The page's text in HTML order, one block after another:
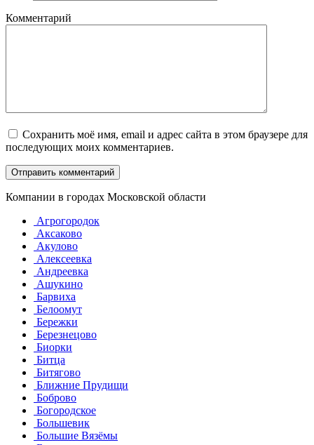
Комментарий
Сохранить моё имя, email и адрес сайта в этом браузере для
последующих моих комментариев.
Компании в городах Московской области
Агрогородок
Аксаково
Акулово
Алексеевка
Андреевка
Ашукино
Барвиха
Белоомут
Бережки
Березнецово
Биорки
Битца
Битягово
Ближние Прудищи
Боброво
Богородское
Большевик
Большие Вязёмы